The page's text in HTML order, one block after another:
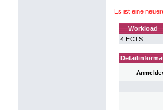
Es ist eine
Workload
4 ECTS